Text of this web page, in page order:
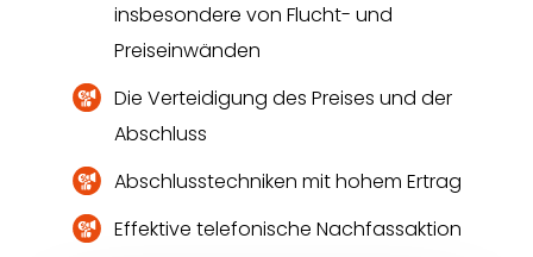
insbesondere von Flucht- und
Preiseinwänden
Die Verteidigung des Preises und der
Abschluss
Abschlusstechniken mit hohem Ertrag
Effektive telefonische Nachfassaktion